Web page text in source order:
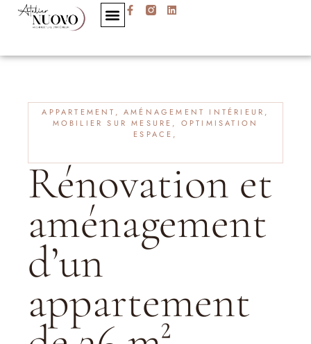
APPARTEMENT, AMÉNAGEMENT INTÉRIEUR,
MOBILIER SUR MESURE, OPTIMISATION
ESPACE,
Rénovation et
aménagement
d’un
appartement